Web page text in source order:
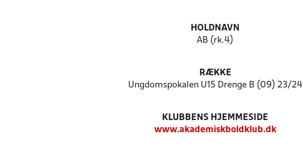
HOLDNAVN
AB (rk.4)
RÆKKE
Ungdomspokalen U15 Drenge B (09) 23/24
KLUBBENS HJEMMESIDE
www.akademiskboldklub.dk